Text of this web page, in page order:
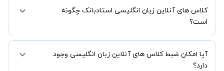
کلاس های آنلاین زبان انگلیسی استادبانک چگونه
است؟
شما میدهیم که استاد شما پیش از جلسه تمامی موارد لازم برای برگزاری
یک کلاس آنلاین با کیفیت و مفید را به شما توضیح خواهند داد.
آیا امکان ضبط کلاس های آنلاین زبان انگلیسی وجود
دارد؟